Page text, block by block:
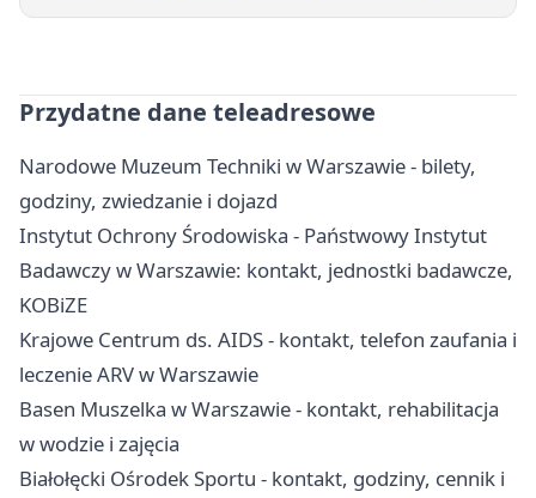
Przydatne dane teleadresowe
Narodowe Muzeum Techniki w Warszawie - bilety,
godziny, zwiedzanie i dojazd
Instytut Ochrony Środowiska - Państwowy Instytut
Badawczy w Warszawie: kontakt, jednostki badawcze,
KOBiZE
Krajowe Centrum ds. AIDS - kontakt, telefon zaufania i
leczenie ARV w Warszawie
Basen Muszelka w Warszawie - kontakt, rehabilitacja
w wodzie i zajęcia
Białołęcki Ośrodek Sportu - kontakt, godziny, cennik i